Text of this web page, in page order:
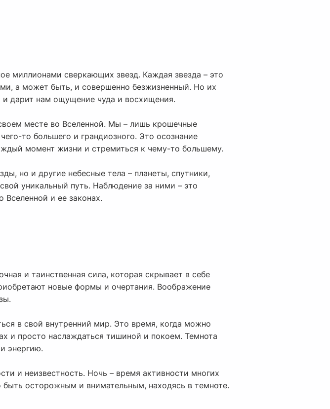
миллионами сверкающих звезд. Каждая звезда – это
а может быть, и совершенно безжизненный. Но их
и дарит нам ощущение чуда и восхищения.
месте во Вселенной. Мы – лишь крошечные
то большего и грандиозного. Это осознание
момент жизни и стремиться к чему-то большему.
но и другие небесные тела – планеты, спутники,
уникальный путь. Наблюдение за ними – это
Вселенной и ее законах.
и таинственная сила, которая скрывает в себе
новые формы и очертания. Воображение
в свой внутренний мир. Это время, когда можно
и просто наслаждаться тишиной и покоем. Темнота
энергию.
и неизвестность. Ночь – время активности многих
осторожным и внимательным, находясь в темноте.